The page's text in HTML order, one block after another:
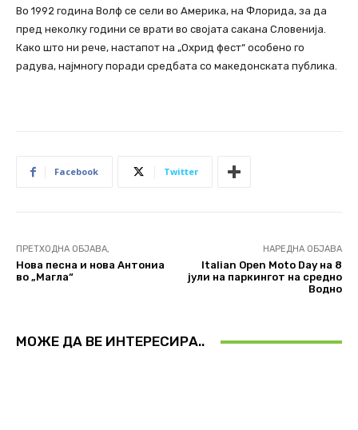
Во 1992 година Волф се сели во Америка, на Флорида, за да
пред неколку години се врати во својата сакана Словенија.
Како што ни рече, настапот на „Охрид фест“ особено го
радува, најмногу поради средбата со македонската публика.
Facebook Twitter
ПРЕТХОДНА ОБЈАВА,
Нова песна и нова Антониа
во „Магла“
НАРЕДНА ОБЈАВА
Italian Open Moto Day на 8
јули на паркингот на средно
Водно
МОЖЕ ДА ВЕ ИНТЕРЕСИРА..